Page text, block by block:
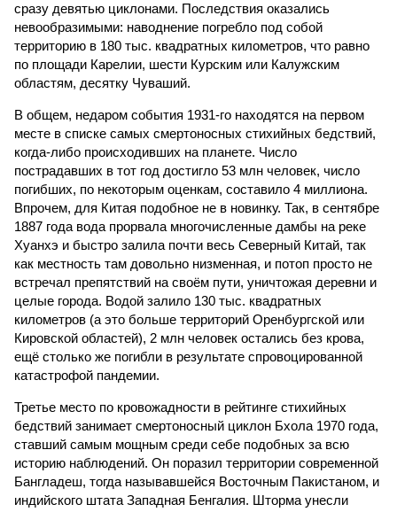
сразу девятью циклонами. Последствия оказались
невообразимыми: наводнение погребло под собой
территорию в 180 тыс. квадратных километров, что равно
по площади Карелии, шести Курским или Калужским
областям, десятку Чуваший.
В общем, недаром события 1931-го находятся на первом
месте в списке самых смертоносных стихийных бедствий,
когда-либо происходивших на планете. Число
пострадавших в тот год достигло 53 млн человек, число
погибших, по некоторым оценкам, составило 4 миллиона.
Впрочем, для Китая подобное не в новинку. Так, в сентябре
1887 года вода прорвала многочисленные дамбы на реке
Хуанхэ и быстро залила почти весь Северный Китай, так
как местность там довольно низменная, и потоп просто не
встречал препятствий на своём пути, уничтожая деревни и
целые города. Водой залило 130 тыс. квадратных
километров (а это больше территорий Оренбургской или
Кировской областей), 2 млн человек остались без крова,
ещё столько же погибли в результате спровоцированной
катастрофой пандемии.
Третье место по кровожадности в рейтинге стихийных
бедствий занимает смертоносный циклон Бхола 1970 года,
ставший самым мощным среди себе подобных за всю
историю наблюдений. Он поразил территории современной
Бангладеш, тогда называвшейся Восточным Пакистаном, и
индийского штата Западная Бенгалия. Шторма унесли